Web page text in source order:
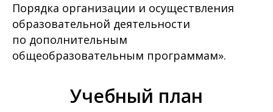
Порядка организации и осуществления
образовательной деятельности
по дополнительным
общеобразовательным программам».
Учебный план